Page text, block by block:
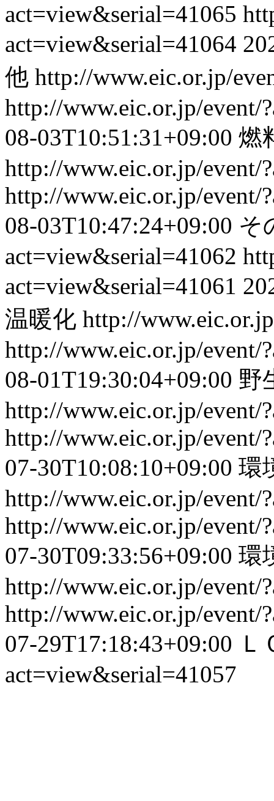
act=view&serial=41065
act=view&serial=41064
他 http://www.eic.or.jp/
http://www.eic.or.jp/event/
08-03T10:51:31+09:00 燃
http://www.eic.or.jp/event/
http://www.eic.or.jp/event/
08-03T10:47:24+09:00 そ
act=view&serial=41062
act=view&serial=41061
温暖化 http://
http://www.eic.or.jp/event/
08-01T19:30:04+09:00 野
http://www.eic.or.jp/event/
http://www.eic.or.jp/event/
07-30T10:08:10+09:00 環
http://www.eic.or.jp/event/
http://www.eic.or.jp/event/
07-30T09:33:56+09:00 環
http://www.eic.or.jp/event/
http://www.eic.or.jp/event/
07-29T17:18:43+09:00 Ｌ
act=view&serial=41057